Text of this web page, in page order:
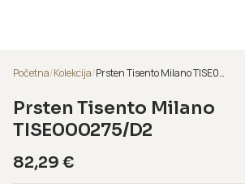
Početna/Kolekcija/ Prsten Tisento Milano TISE000275/D2
Prsten Tisento Milano
TISE000275/D2
82,29 €